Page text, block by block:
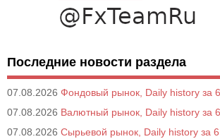
Последние новости раздела
07.08.2026 Фондовый рынок, Daily history за 6
07.08.2026 Валютный рынок, Daily history за 6
07.08.2026 Сырьевой рынок, Daily history за 6